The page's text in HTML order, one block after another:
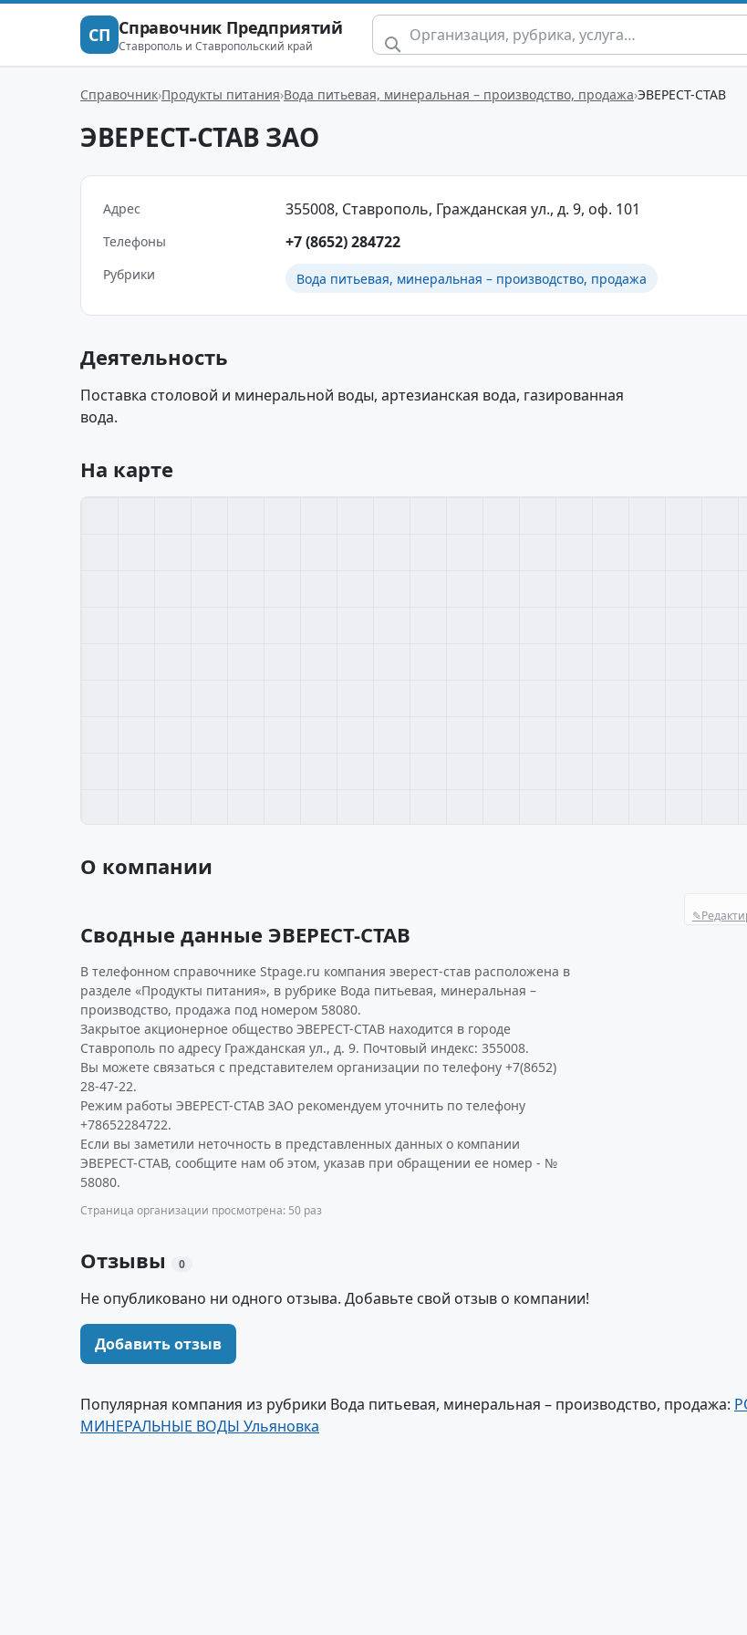
СП Справочник Предприятий
Ставрополь и Ставропольский край
Справочник Продукты питания Вода питьевая, минеральная – производство, продажа ЭВЕРЕСТ-СТАВ
ЭВЕРЕСТ-СТАВ ЗАО
Адрес 355008, Ставрополь, Гражданская ул., д. 9, оф. 101
Телефоны +7 (8652) 284722
Рубрики Вода питьевая, минеральная – производство, продажа
Деятельность
Поставка столовой и минеральной воды, артезианская вода, газированная
вода.
На карте
О компании
✎
Сводные данные ЭВЕРЕСТ-СТАВ
В телефонном справочнике Stpage.ru компания эверест-став расположена в
разделе «Продукты питания», в рубрике Вода питьевая, минеральная –
производство, продажа под номером 58080.
Закрытое акционерное общество ЭВЕРЕСТ-СТАВ находится в городе
Ставрополь по адресу Гражданская ул., д. 9. Почтовый индекс: 355008.
Вы можете связаться с представителем организации по телефону +7(8652)
28-47-22.
Режим работы ЭВЕРЕСТ-СТАВ ЗАО рекомендуем уточнить по телефону
+78652284722.
Если вы заметили неточность в представленных данных о компании
ЭВЕРЕСТ-СТАВ, сообщите нам об этом, указав при обращении ее номер - №
58080.
Страница организации просмотрена: 50 раз
Отзывы 0
Не опубликовано ни одного отзыва. Добавьте свой отзыв о компании!
Добавить отзыв
Популярная компания из рубрики Вода питьевая, минеральная – производство, продажа:
МИНЕРАЛЬНЫЕ ВОДЫ Ульяновка